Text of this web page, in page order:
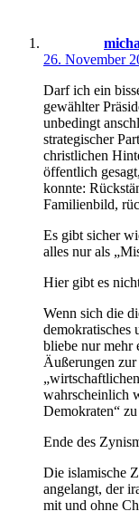
26. November
Darf ich ein
gewählter
unbedingt
strategischer
christlichen
öffentlich
konnte:
Familienbild,
Es gibt sicher
alles nur als
Hier gibt es
Wenn sich die
demokratisches
bliebe nur mehr
Äußerungen
wahrscheinlich
Demokraten“
Ende des
Die islamische
angelangt, der
mit und ohne